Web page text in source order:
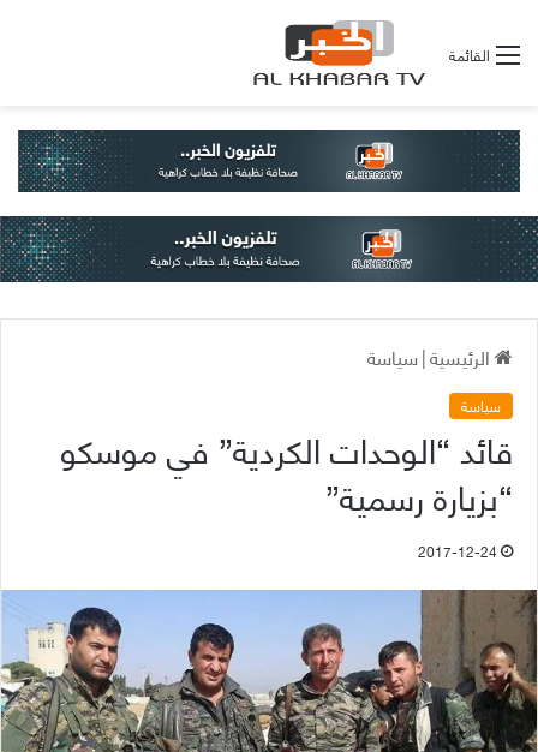
القائمة
الرئيسية|سياسة
سياسة
قائد “الوحدات الكردية” في موسكو
“بزيارة رسمية”
2017-12-24